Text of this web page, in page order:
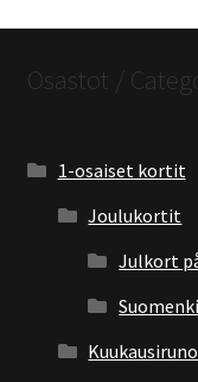
Osastot /
1-osaiset kortit
Joulukortit
Julkort